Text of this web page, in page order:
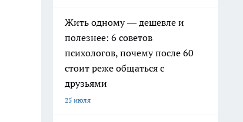
Жить одному — дешевле и
полезнее: 6 советов
психологов, почему после 60
стоит реже общаться с
друзьями
25 июля